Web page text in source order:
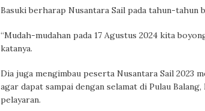
Basuki berharap Nusantara Sail pada tahun-
“Mudah-mudahan pada 17 Agustus 2024 kita
katanya.
Dia juga mengimbau peserta Nusantara Sail 2023
agar dapat sampai dengan selamat di Pulau
pelayaran.